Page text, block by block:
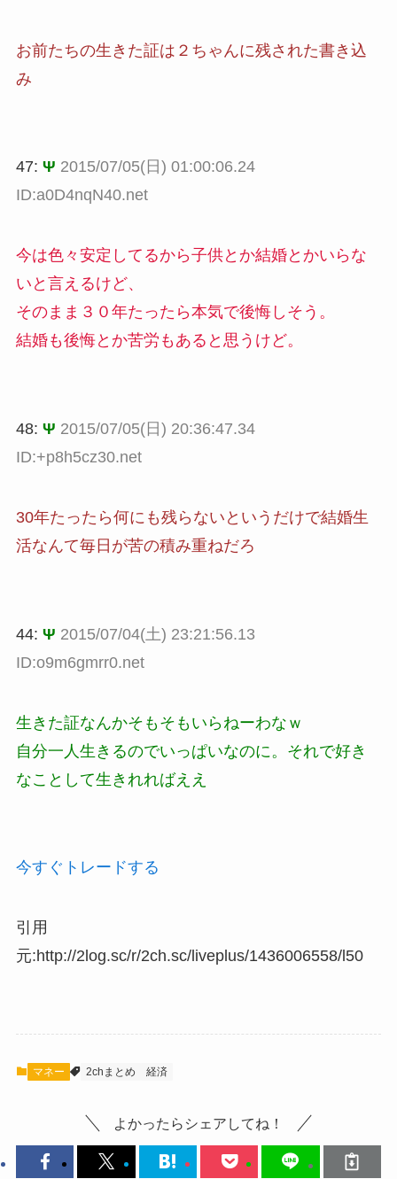
お前たちの生きた証は２ちゃんに残された書き込
み
47: Ψ 2015/07/05(日) 01:00:06.24
ID:a0D4nqN40.net
今は色々安定してるから子供とか結婚とかいらな
いと言えるけど、
そのまま３０年たったら本気で後悔しそう。
結婚も後悔とか苦労もあると思うけど。
48: Ψ 2015/07/05(日) 20:36:47.34
ID:+p8h5cz30.net
30年たったら何にも残らないというだけで結婚生
活なんて毎日が苦の積み重ねだろ
44: Ψ 2015/07/04(土) 23:21:56.13
ID:o9m6gmrr0.net
生きた証なんかそもそもいらねーわなｗ
自分一人生きるのでいっぱいなのに。それで好き
なことして生きれればええ
今すぐトレードする
引用
元:http://2log.sc/r/2ch.sc/liveplus/1436006558/l50
マネー 2chまとめ 経済
よかったらシェアしてね！